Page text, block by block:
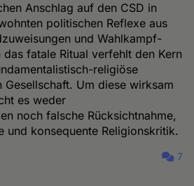
Anschlag auf den CSD in
politischen Reflexe aus
und Wahlkampf-
fatale Ritual verfehlt den Kern
religiöse
Um diese wirksam
es weder
noch falsche Rücksichtnahme,
und konsequente Religionskritik.
7